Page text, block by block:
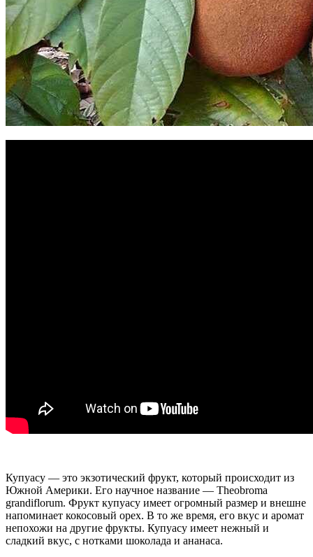
Купуасу — это экзотический фрукт, который происходит из
Южной Америки. Его научное название — Theobroma
grandiflorum. Фрукт купуасу имеет огромный размер и внешне
напоминает кокосовый орех. В то же время, его вкус и аромат
непохожи на другие фрукты. Купуасу имеет нежный и
сладкий вкус, с нотками шоколада и ананаса.